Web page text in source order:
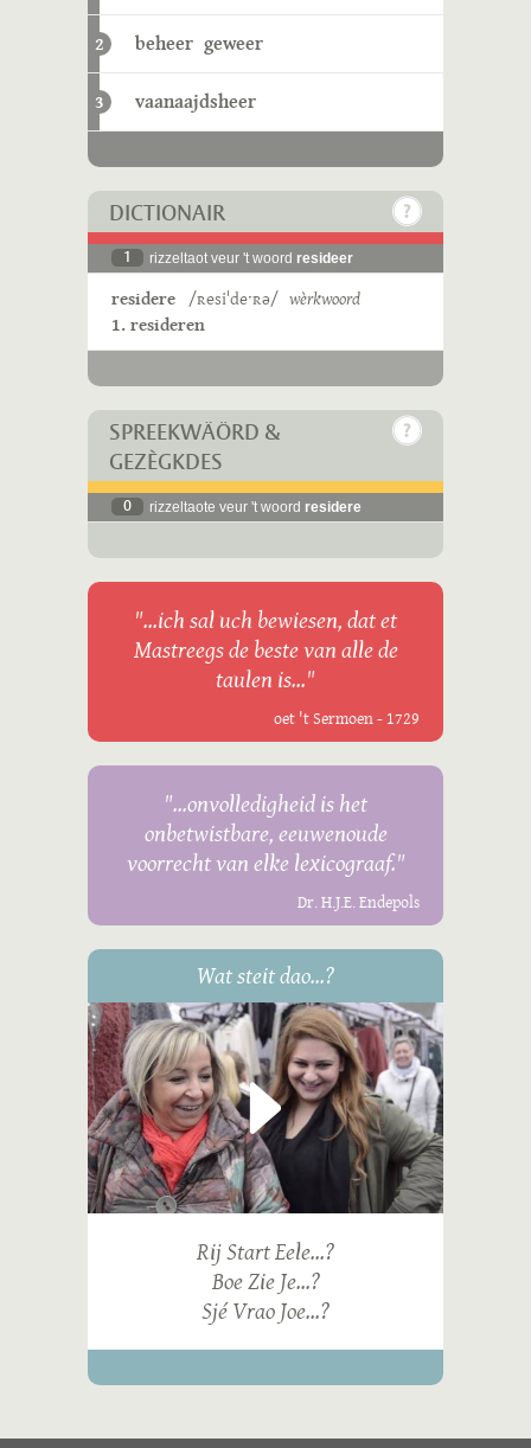
2 beheer geweer
3 vaanaajdsheer
DICTIONAIR
1 rizzeltaot veur 't woord resideer
residere /ʀesiˈdeˑʀə/ wèrkwoord
1. resideren
SPREEKWÄÖRD &
GEZÈGKDES
0 rizzeltaote veur 't woord residere
"...ich sal uch bewiesen, dat et
Mastreegs de beste van alle de
taulen is..."
oet 't Sermoen - 1729
"...onvolledigheid is het
onbetwistbare, eeuwenoude
voorrecht van elke lexicograaf."
Dr. H.J.E. Endepols
Wat steit dao...?
Rij Start Eele...?
Boe Zie Je...?
Sjé Vrao Joe...?